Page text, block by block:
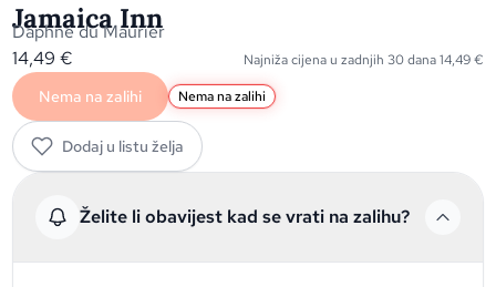
Jamaica Inn
Daphne du Maurier
14,49€ Najniža cijena u zadnjih 30 dana14,49€
Nema na zalihi Nema na zalihi
Dodaj u listu želja
Želite li obavijest kad se vrati na zalihu?